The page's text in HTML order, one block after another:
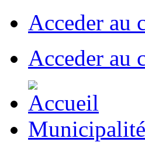
Acceder au
Acceder au
Municipalité